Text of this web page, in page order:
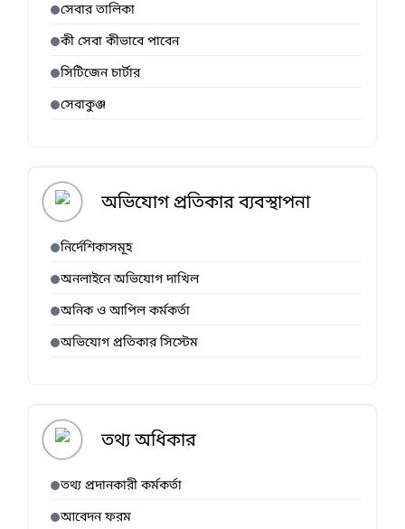
সেবার তালিকা
কী সেবা কীভাবে পাবেন
সিটিজেন চার্টার
সেবাকুঞ্জ
অভিযোগ প্রতিকার ব্যবস্থাপনা
নির্দেশিকাসমূহ
অনলাইনে অভিযোগ দাখিল
অনিক ও আপিল কর্মকর্তা
অভিযোগ প্রতিকার সিস্টেম
তথ্য অধিকার
তথ্য প্রদানকারী কর্মকর্তা
আবেদন ফরম